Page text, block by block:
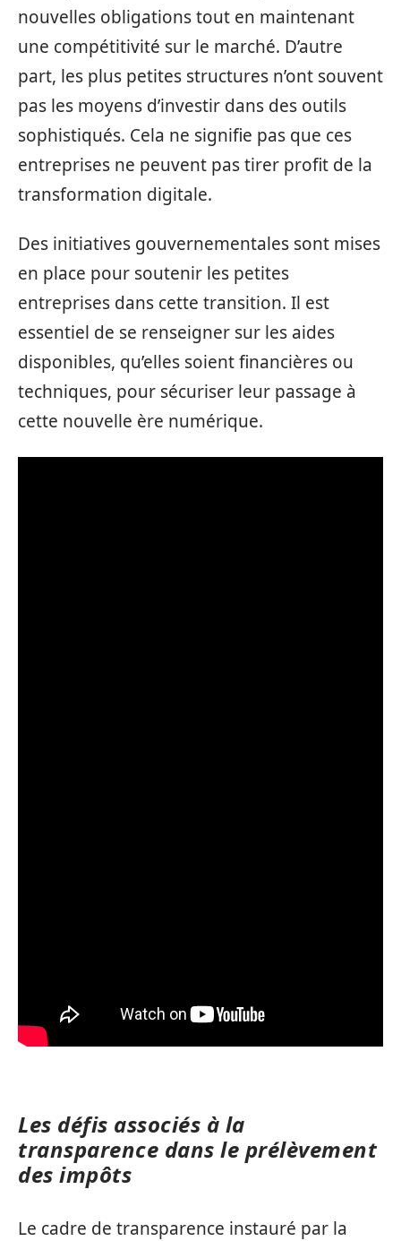
nouvelles obligations tout en maintenant
une compétitivité sur le marché. D’autre
part, les plus petites structures n’ont souvent
pas les moyens d’investir dans des outils
sophistiqués. Cela ne signifie pas que ces
entreprises ne peuvent pas tirer profit de la
transformation digitale.
Des initiatives gouvernementales sont mises
en place pour soutenir les petites
entreprises dans cette transition. Il est
essentiel de se renseigner sur les aides
disponibles, qu’elles soient financières ou
techniques, pour sécuriser leur passage à
cette nouvelle ère numérique.
Les défis associés à la
transparence dans le prélèvement
des impôts
Le cadre de transparence instauré par la